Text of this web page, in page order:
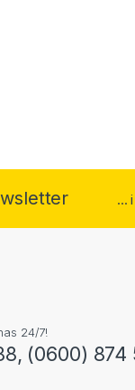
...
24/7!
(0600) 874